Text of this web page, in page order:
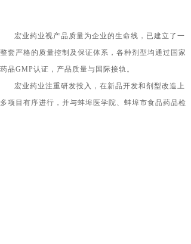
宏业药业视产品质量为企业的生命线，已建立了一
整套严格的质量控制及保证体系，各种剂型均通过国家
药品GMP认证，产品质量与国际接轨。
宏业药业注重研发投入，在新品开发和剂型改造上
多项目有序进行，并与蚌埠医学院、蚌埠市食品药品检